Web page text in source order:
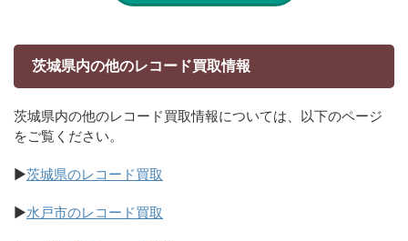
茨城県内の他のレコード買取情報
茨城県内の他のレコード買取情報については、以下のページ
をご覧ください。
▶茨城県のレコード買取
▶水戸市のレコード買取